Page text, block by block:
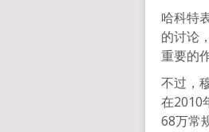
哈科特
的讨论
重要的
不过，
在2010
68万常